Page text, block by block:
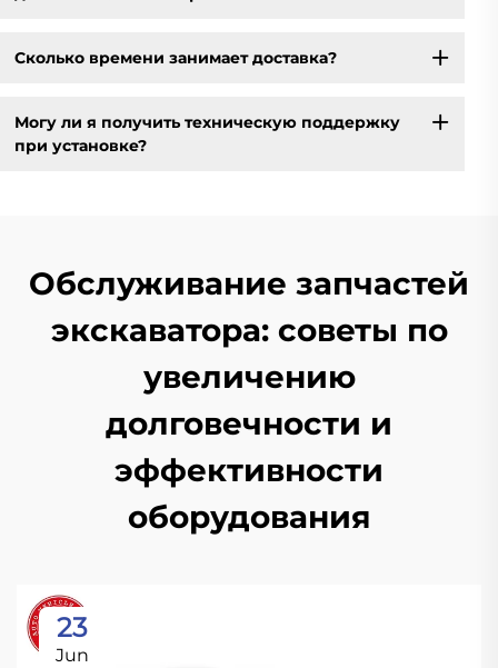
Сколько времени занимает доставка?
Могу ли я получить техническую поддержку
при установке?
Обслуживание запчастей
экскаватора: советы по
увеличению
долговечности и
эффективности
оборудования
23
Jun